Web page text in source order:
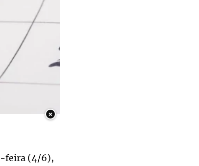
×
feira (4/6),